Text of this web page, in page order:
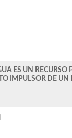
ES UN
IMPULSOR DE UN